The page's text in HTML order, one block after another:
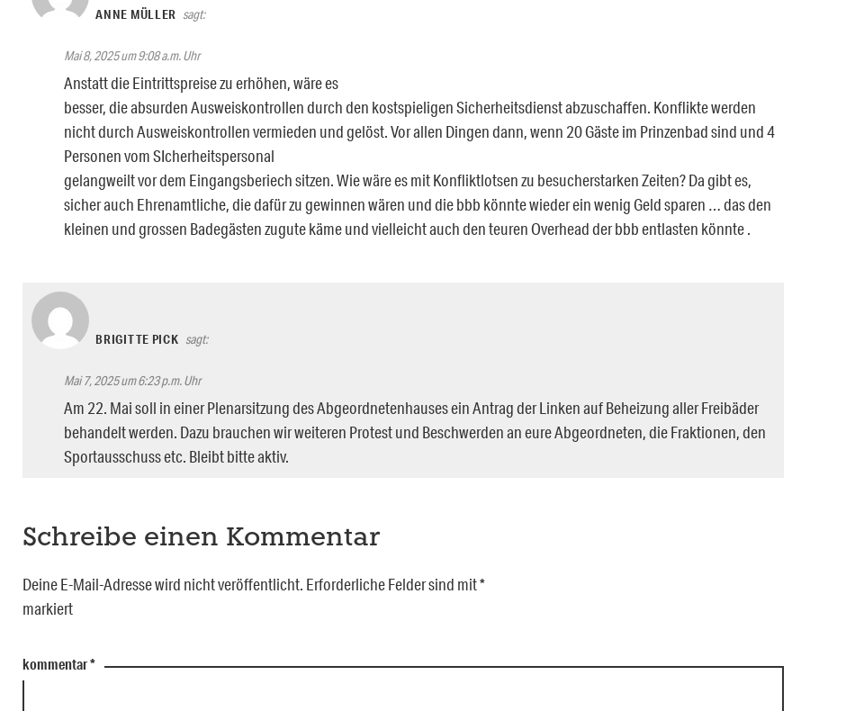
ANNE MÜLLER sagt:
Mai 8, 2025 um 9:08 a.m. Uhr
Anstatt die Eintrittspreise zu erhöhen, wäre es
besser, die absurden Ausweiskontrollen durch den kostspieligen Sicherheitsdienst abzuschaffen. Konflikte werden
nicht durch Ausweiskontrollen vermieden und gelöst. Vor allen Dingen dann, wenn 20 Gäste im Prinzenbad sind und 4
Personen vom SIcherheitspersonal
gelangweilt vor dem Eingangsberiech sitzen. Wie wäre es mit Konfliktlotsen zu besucherstarken Zeiten? Da gibt es,
sicher auch Ehrenamtliche, die dafür zu gewinnen wären und die bbb könnte wieder ein wenig Geld sparen … das den
kleinen und grossen Badegästen zugute käme und vielleicht auch den teuren Overhead der bbb entlasten könnte .
BRIGITTE PICK sagt:
Mai 7, 2025 um 6:23 p.m. Uhr
Am 22. Mai soll in einer Plenarsitzung des Abgeordnetenhauses ein Antrag der Linken auf Beheizung aller Freibäder
behandelt werden. Dazu brauchen wir weiteren Protest und Beschwerden an eure Abgeordneten, die Fraktionen, den
Sportausschuss etc. Bleibt bitte aktiv.
Schreibe einen Kommentar
Deine E-Mail-Adresse wird nicht veröffentlicht. Erforderliche Felder sind mit*
markiert
kommentar*